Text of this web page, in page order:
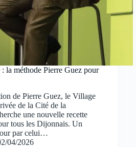
la méthode Pierre Guez pour
de Pierre Guez, le Village
de la Cité de la
une nouvelle recette
tous les Dijonnais. Un
par celui…
04/2026